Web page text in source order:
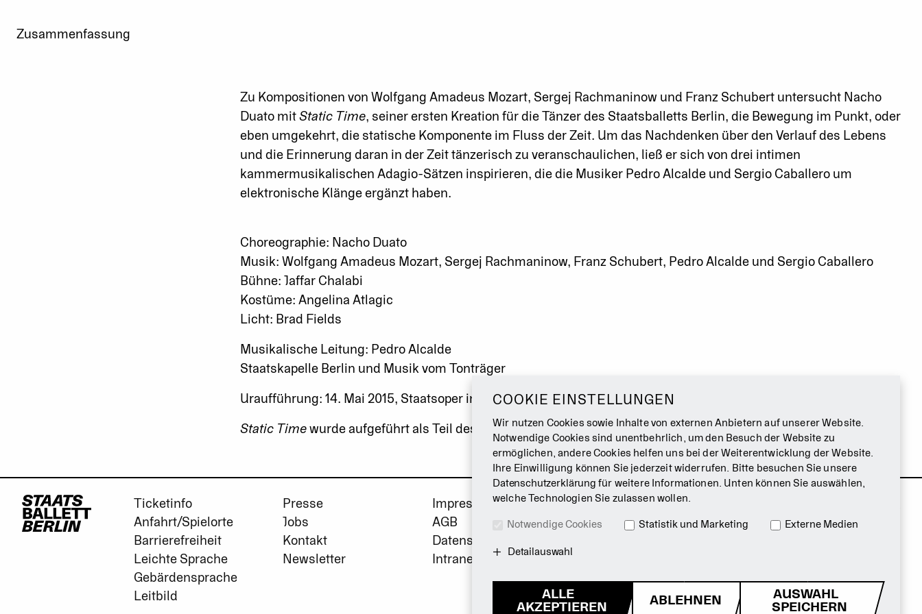
Zusammenfassung
Zu Kompositionen von Wolfgang Amadeus Mozart, Sergej Rachmaninow und Franz Schubert untersucht Nacho
Duato mitStatic Time, seiner ersten Kreation für die Tänzer des Staatsballetts Berlin, die Bewegung im Punkt, oder
eben umgekehrt, die statische Komponente im Fluss der Zeit. Um das Nachdenken über den Verlauf des Lebens
und die Erinnerung daran in der Zeit tänzerisch zu veranschaulichen, ließ er sich von drei intimen
kammermusikalischen Adagio-Sätzen inspirieren, die die Musiker Pedro Alcalde und Sergio Caballero um
elektronische Klänge ergänzt haben.
Choreographie: Nacho Duato
Musik: Wolfgang Amadeus Mozart, Sergej Rachmaninow, Franz Schubert, Pedro Alcalde und Sergio Caballero
Bühne: Jaffar Chalabi
Kostüme: Angelina Atlagic
Licht: Brad Fields
Musikalische Leitung: Pedro Alcalde
Staatskapelle Berlin und Musik vom Tonträger
Uraufführung: 14. Mai 2015, Staatsoper im Schiller Theater
Static Timewurde aufgeführt als Teil des AbendsDuato | Kylián.
Ticketinfo
Anfahrt/Spielorte
Barrierefreiheit
Leichte Sprache
Gebärdensprache
Leitbild
Presse
Jobs
Kontakt
Newsletter
Impressum
AGB
Datenschutz
Intranet
COOKIE EINSTELLUNGEN
Wir nutzen Cookies sowie Inhalte von externen Anbietern auf unserer Website.
Notwendige Cookies sind unentbehrlich, um den Besuch der Website zu
ermöglichen, andere Cookies helfen uns bei der Weiterentwicklung der Website.
Ihre Einwilligung können Sie jederzeit widerrufen. Bitte besuchen Sie unsere
Datenschutzerklärung für weitere Informationen. Unten können Sie auswählen,
welche Technologien Sie zulassen wollen.
Notwendige Cookies
Statistik und Marketing Externe Medien
Detailauswahl
ALLE
AKZEPTIEREN ABLEHNEN AUSWAHL
SPEICHERN